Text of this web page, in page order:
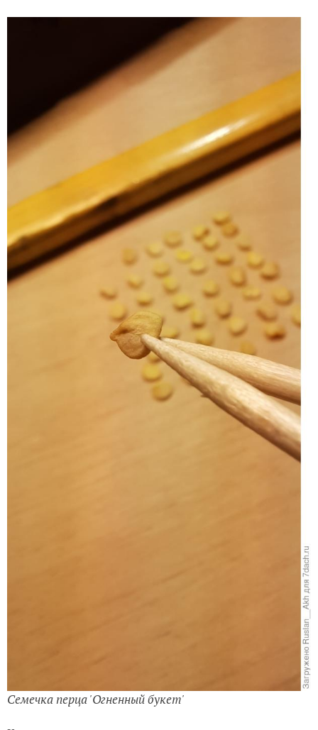
Семечка перца 'Огненный букет'